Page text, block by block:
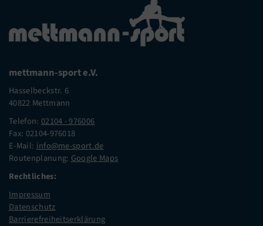
mettmann-sport e.V.
Hasselbeckstr. 6
40822 Mettmann
Telefon: 02104 - 976006
Fax: 02104-976018
E-Mail: info@me-sport.de
Routenplanung: Google Maps
Rechtliches:
Impressum
Datenschutz
Barrierefreiheitserklärung